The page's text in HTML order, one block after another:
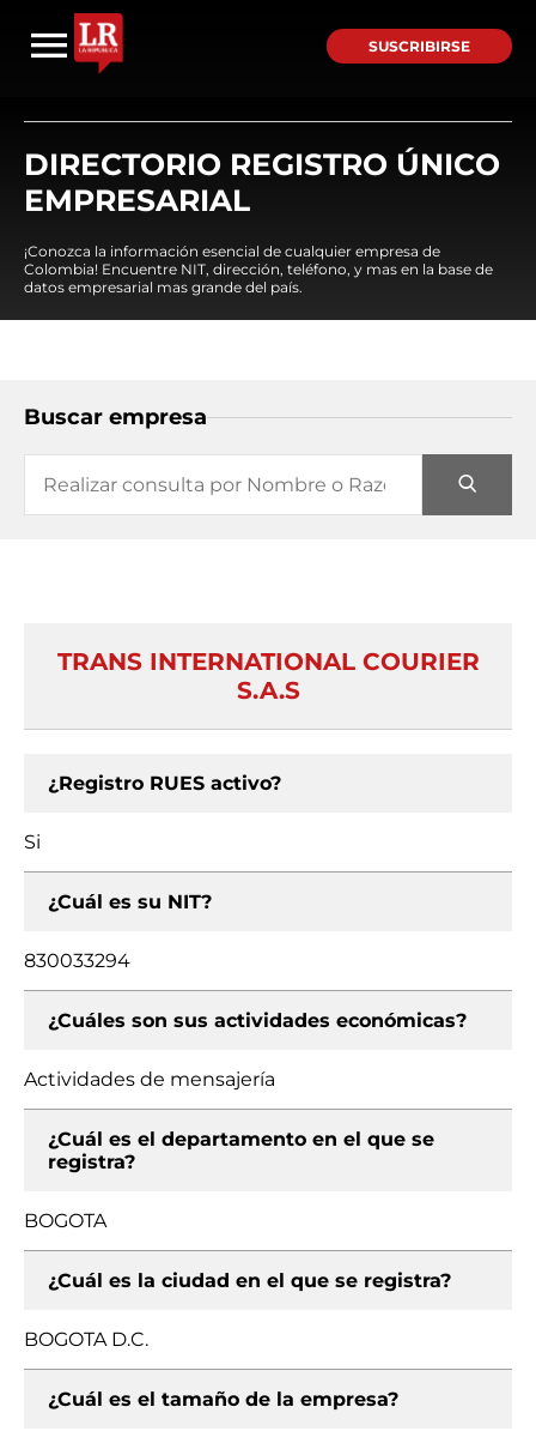
SUSCRIBIRSE
DIRECTORIO REGISTRO ÚNICO
EMPRESARIAL
¡Conozca la información esencial de cualquier empresa de
Colombia! Encuentre NIT, dirección, teléfono, y mas en la base de
datos empresarial mas grande del país.
Buscar empresa
TRANS INTERNATIONAL COURIER
S.A.S
¿Registro RUES activo?
Si
¿Cuál es su NIT?
830033294
¿Cuáles son sus actividades económicas?
Actividades de mensajería
¿Cuál es el departamento en el que se
registra?
BOGOTA
¿Cuál es la ciudad en el que se registra?
BOGOTA D.C.
¿Cuál es el tamaño de la empresa?